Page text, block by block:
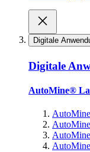
Digitale
Digitale
AutoMine®